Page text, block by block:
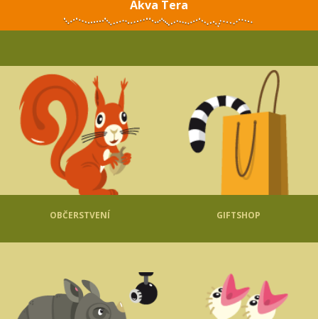
Akva Tera
OBČERSTVENÍ GIFTSHOP